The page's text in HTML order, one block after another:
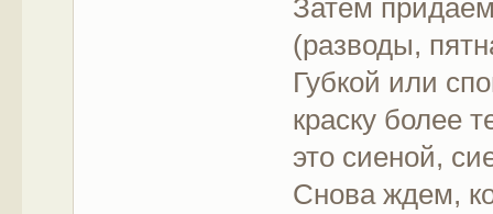
Затем
(разводы,
Губкой или
краску более
это сиеной,
Снова ждем,